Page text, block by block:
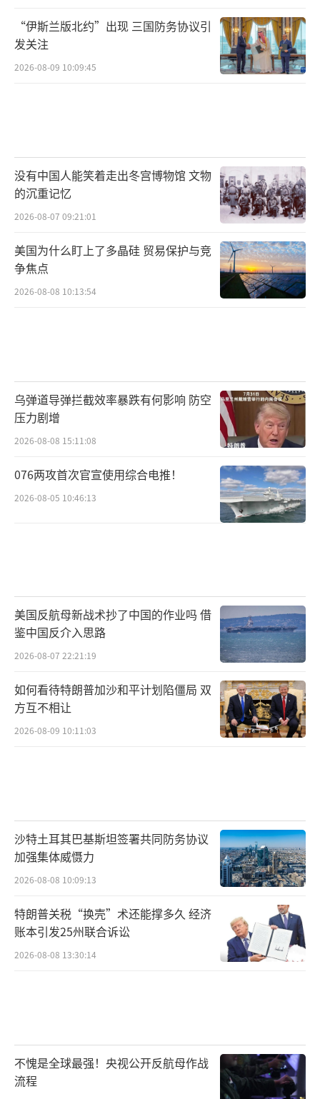
“伊斯兰版北约”出现 三国防务协议引
发关注
2026-08-09 10:09:45
没有中国人能笑着走出冬宫博物馆 文物
的沉重记忆
2026-08-07 09:21:01
美国为什么盯上了多晶硅 贸易保护与竞
争焦点
2026-08-08 10:13:54
乌弹道导弹拦截效率暴跌有何影响 防空
压力剧增
2026-08-08 15:11:08
076两攻首次官宣使用综合电推！
2026-08-05 10:46:13
美国反航母新战术抄了中国的作业吗 借
鉴中国反介入思路
2026-08-07 22:21:19
如何看待特朗普加沙和平计划陷僵局 双
方互不相让
2026-08-09 10:11:03
沙特土耳其巴基斯坦签署共同防务协议
加强集体威慑力
2026-08-08 10:09:13
特朗普关税“换壳”术还能撑多久 经济
账本引发25州联合诉讼
2026-08-08 13:30:14
不愧是全球最强！央视公开反航母作战
流程